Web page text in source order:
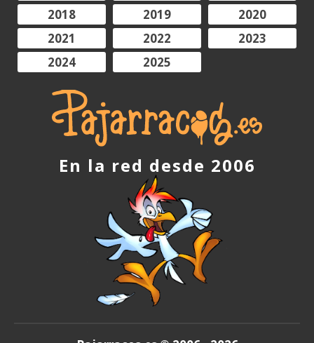
2018
2019
2020
2021
2022
2023
2024
2025
En la red desde 2006